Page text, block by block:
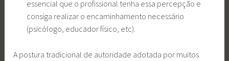
essencial que o profissional tenha essa percepção e
consiga realizar o encaminhamento necessário
(psicólogo, educador físico, etc).
A postura tradicional de autoridade adotada por muitos